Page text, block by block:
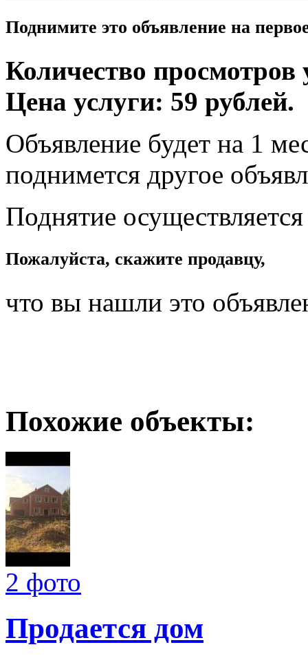
Поднимите это объявление на
Количество просмотров
Цена услуги: 59 рублей.
Объявление будет на 1
поднимется другое
Поднятие
Пожалуйста, скажите продавцу,
что вы нашли это
Похожие объекты:
2 фото
Продается дом